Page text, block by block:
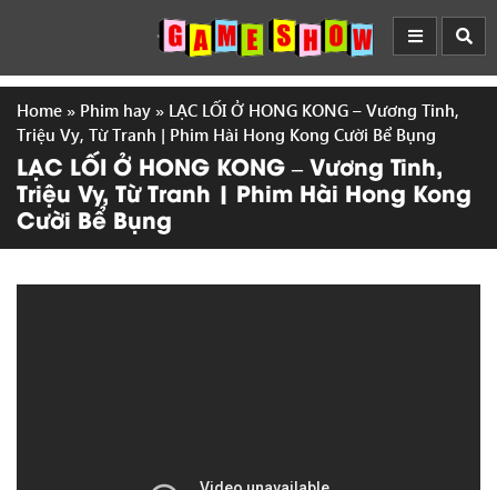
Home » Phim hay » LẠC LỐI Ở HONG KONG – Vương Tinh,
Triệu Vy, Từ Tranh | Phim Hài Hong Kong Cười Bể Bụng
LẠC LỐI Ở HONG KONG – Vương Tinh,
Triệu Vy, Từ Tranh | Phim Hài Hong Kong
Cười Bể Bụng